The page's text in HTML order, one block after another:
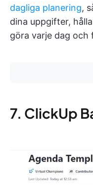
dagliga planering,
dina uppgifter,
göra varje dag och
7. ClickUp